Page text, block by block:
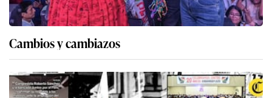
Cambios y cambiazos